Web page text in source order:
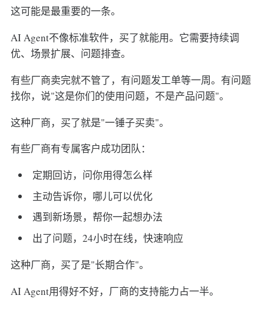
这可能是最重要的一条。
AI Agent不像标准软件，买了就能用。它需要持续调
优、场景扩展、问题排查。
有些厂商卖完就不管了，有问题发工单等一周。有问题
找你，说"这是你们的使用问题，不是产品问题"。
这种厂商，买了就是"一锤子买卖"。
有些厂商有专属客户成功团队：
定期回访，问你用得怎么样
主动告诉你，哪儿可以优化
遇到新场景，帮你一起想办法
出了问题，24小时在线，快速响应
这种厂商，买了是"长期合作"。
AI Agent用得好不好，厂商的支持能力占一半。